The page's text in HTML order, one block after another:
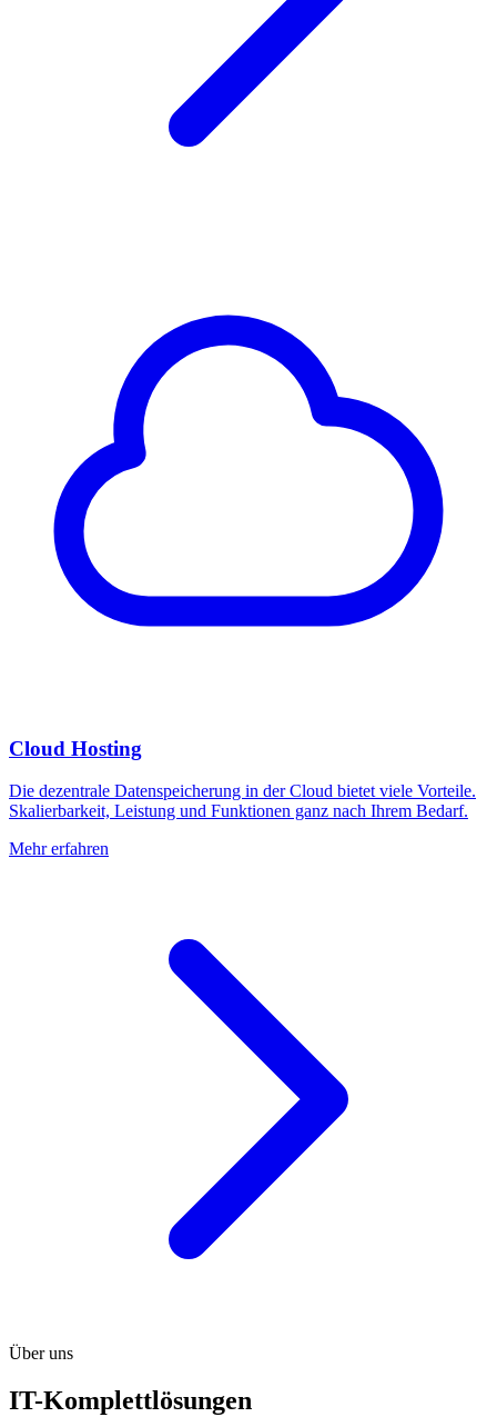
Cloud Hosting
Die dezentrale Datenspeicherung in der Cloud bietet viele Vorteile.
Skalierbarkeit, Leistung und Funktionen ganz nach Ihrem Bedarf.
Mehr erfahren
Über uns
IT-Komplettlösungen